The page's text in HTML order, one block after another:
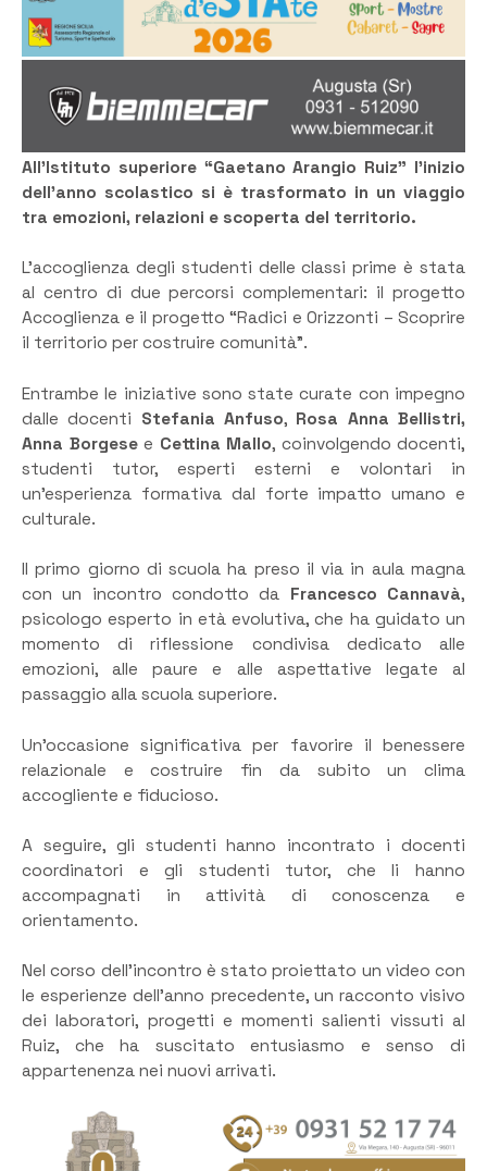
All’Istituto superiore “Gaetano Arangio Ruiz” l’inizio
dell’anno scolastico si è trasformato in un viaggio
tra emozioni, relazioni e scoperta del territorio.
L’accoglienza degli studenti delle classi prime è stata
al centro di due percorsi complementari: il progetto
Accoglienza e il progetto “Radici e Orizzonti – Scoprire
il territorio per costruire comunità”.
Entrambe le iniziative sono state curate con impegno
dalle docenti Stefania Anfuso, Rosa Anna Bellistri,
Anna Borgesee Cettina Mallo, coinvolgendo docenti,
studenti tutor, esperti esterni e volontari in
un’esperienza formativa dal forte impatto umano e
culturale.
Il primo giorno di scuola ha preso il via in aula magna
con un incontro condotto da Francesco Cannavà,
psicologo esperto in età evolutiva, che ha guidato un
momento di riflessione condivisa dedicato alle
emozioni, alle paure e alle aspettative legate al
passaggio alla scuola superiore.
Un’occasione significativa per favorire il benessere
relazionale e costruire fin da subito un clima
accogliente e fiducioso.
A seguire, gli studenti hanno incontrato i docenti
coordinatori e gli studenti tutor, che li hanno
accompagnati in attività di conoscenza e
orientamento.
Nel corso dell’incontro è stato proiettato un video con
le esperienze dell’anno precedente, un racconto visivo
dei laboratori, progetti e momenti salienti vissuti al
Ruiz, che ha suscitato entusiasmo e senso di
appartenenza nei nuovi arrivati.